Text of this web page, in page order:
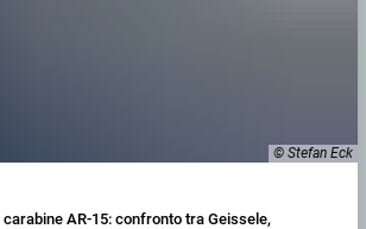
© Stefan Eck
AR-15: confronto tra Geissele,